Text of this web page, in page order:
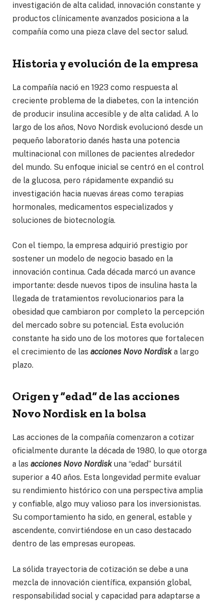
investigación de alta calidad, innovación constante y
productos clínicamente avanzados posiciona a la
compañía como una pieza clave del sector salud.
Historia y evolución de la empresa
La compañía nació en 1923 como respuesta al
creciente problema de la diabetes, con la intención
de producir insulina accesible y de alta calidad. A lo
largo de los años, Novo Nordisk evolucionó desde un
pequeño laboratorio danés hasta una potencia
multinacional con millones de pacientes alrededor
del mundo. Su enfoque inicial se centró en el control
de la glucosa, pero rápidamente expandió su
investigación hacia nuevas áreas como terapias
hormonales, medicamentos especializados y
soluciones de biotecnología.
Con el tiempo, la empresa adquirió prestigio por
sostener un modelo de negocio basado en la
innovación continua. Cada década marcó un avance
importante: desde nuevos tipos de insulina hasta la
llegada de tratamientos revolucionarios para la
obesidad que cambiaron por completo la percepción
del mercado sobre su potencial. Esta evolución
constante ha sido uno de los motores que fortalecen
el crecimiento de las acciones Novo Nordiska largo
plazo.
Origen y “edad” de las acciones
Novo Nordisk en la bolsa
Las acciones de la compañía comenzaron a cotizar
oficialmente durante la década de 1980, lo que otorga
a las acciones Novo Nordiskuna “edad” bursátil
superior a 40 años. Esta longevidad permite evaluar
su rendimiento histórico con una perspectiva amplia
y confiable, algo muy valioso para los inversionistas.
Su comportamiento ha sido, en general, estable y
ascendente, convirtiéndose en un caso destacado
dentro de las empresas europeas.
La sólida trayectoria de cotización se debe a una
mezcla de innovación científica, expansión global,
responsabilidad social y capacidad para adaptarse a